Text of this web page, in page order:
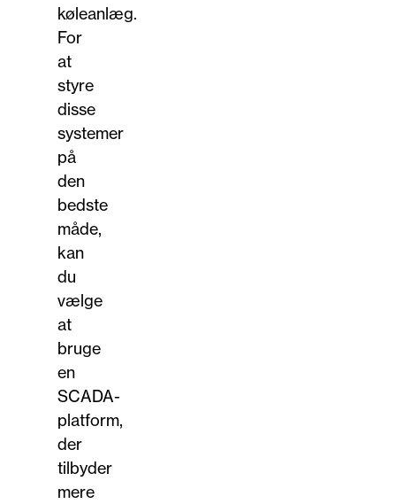
køleanlæg.
For
at
styre
disse
systemer
på
den
bedste
måde,
kan
du
vælge
at
bruge
en
SCADA-
platform,
der
tilbyder
mere